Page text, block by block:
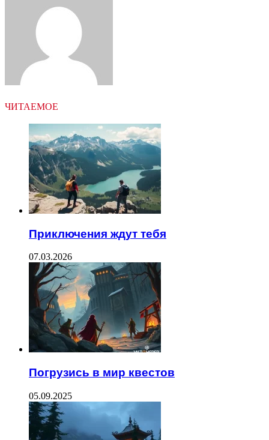
ЧИТАЕМОЕ
Приключения ждут тебя
07.03.2026
Погрузись в мир квестов
05.09.2025